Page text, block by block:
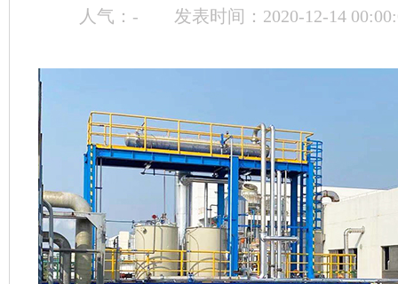
人气： - 发表时间：2020-12-14